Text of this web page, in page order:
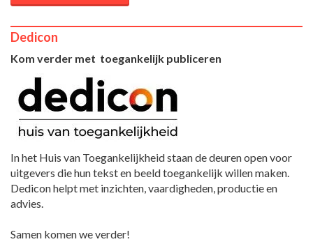
Dedicon
Kom verder met toegankelijk publiceren
In het Huis van Toegankelijkheid staan de deuren open voor
uitgevers die hun tekst en beeld toegankelijk willen maken.
Dedicon helpt met inzichten, vaardigheden, productie en
advies.
Samen komen we verder!